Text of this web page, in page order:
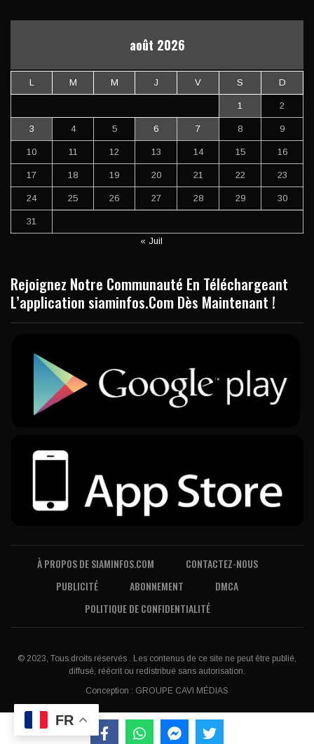
août 2026
L M M J V S D
1 2
3 4 5 6 7 8 9
10 11 12 13 14 15 16
17 18 19 20 21 22 23
24 25 26 27 28 29 30
31
« Juil
Rejoignez Notre Communauté En Téléchargeant
L’application siaminfos.Com Dès Maintenant !
À PROPOS DE SIAMINFOS.COM
CONTACTEZ-NOUS
PUBLICITÉ
ABONNEMENT
DMCA
POLITIQUE DE CONFIDENTIALITÉ
© 2023, Tous droits réservés . Les contenus de ce site ne peut être publié,
diffusé, réécrit ou redistribué sans autorisation.
Conception : GROUPE CAVI MÉDIAS
FR